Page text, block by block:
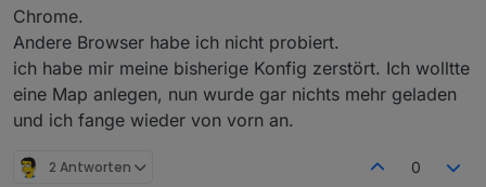
Chrome.
Andere Browser habe ich nicht probiert.
ich habe mir meine bisherige Konfig zerstört. Ich wolltte
eine Map anlegen, nun wurde gar nichts mehr geladen
und ich fange wieder von vorn an.
2 Antworten 0